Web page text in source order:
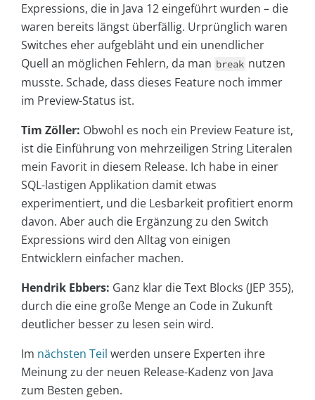
Expressions, die in Java 12 eingeführt wurden – die
waren bereits längst überfällig. Urprünglich waren
Switches eher aufgebläht und ein unendlicher
Quell an möglichen Fehlern, da man break nutzen
musste. Schade, dass dieses Feature noch immer
im Preview-Status ist.
Tim Zöller: Obwohl es noch ein Preview Feature ist,
ist die Einführung von mehrzeiligen String Literalen
mein Favorit in diesem Release. Ich habe in einer
SQL-lastigen Applikation damit etwas
experimentiert, und die Lesbarkeit profitiert enorm
davon. Aber auch die Ergänzung zu den Switch
Expressions wird den Alltag von einigen
Entwicklern einfacher machen.
Hendrik Ebbers: Ganz klar die Text Blocks (JEP 355),
durch die eine große Menge an Code in Zukunft
deutlicher besser zu lesen sein wird.
Im nächsten Teil werden unsere Experten ihre
Meinung zu der neuen Release-Kadenz von Java
zum Besten geben.